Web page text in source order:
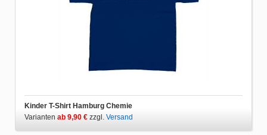
Kinder T-Shirt Hamburg Chemie
Varianten ab 9,90 € zzgl. Versand